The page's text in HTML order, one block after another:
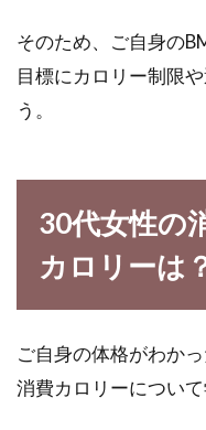
米7
エ
子ど
タ。
べて
寝
そのため、ご自身の
目標にカロリー制限
う。
30代女性の
カロリーは
ご自身の体格がわか
消費カロリーについて